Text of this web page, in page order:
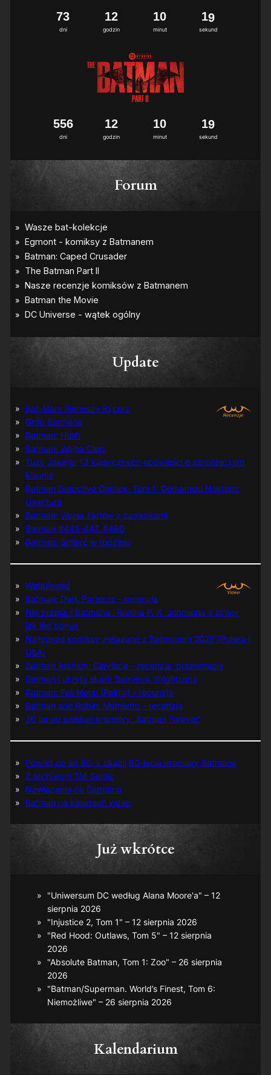
dni
73
godzin
12
minut
10
sekund
18
9
dni
556
godzin
12
minut
10
sekund
18
9
Forum
Update
Bat-Man: Pierwszy Rycerz
Grób Batmana
Batman: Hush
Batman: Wojna Cieni
Tuzy Jokera: 13 klasycznych opowieści o zbrodniczym
klaunie
Batman Detective Comics, Tom 1: Gothamski Nokturn:
Uwertura
Batman: Wojna żartów z zagadkami
Batman #445-447, #480
Batman: Śmierć w rodzinie
Wątpliwość
Batman: Dark Patterns – recenzja
Nie prześpij Batmana i Robina P. K. Johnsona + zimny
jak lód bonus
Najlepsze komiksy związane z Batmanem 2025 (Polska i
USA)
Batman Arkham: Clayface – recenzja, prezentacja
Batman i ukryty skarb Berniego Wrightsona
Batman: Full Moon (Pełnia) – recenzja
Batman and Robin: Memento – recenzja
30 lat od polskiej premiery „Batman Forever”
Powrót do lat 60. z okazji 60-lecia premiery Batmana
Z archiwum TM-Semic
Nawiązania do Batmana
Batman na kasetach video
Już wkrótce
"Uniwersum DC według Alana Moore'a" – 12
sierpnia 2026
"Injustice 2, Tom 1" – 12 sierpnia 2026
"Red Hood: Outlaws, Tom 5" – 12 sierpnia
2026
"Absolute Batman, Tom 1: Zoo" – 26 sierpnia
2026
"Batman/Superman. World’s Finest, Tom 6:
Niemożliwe" – 26 sierpnia 2026
Kalendarium